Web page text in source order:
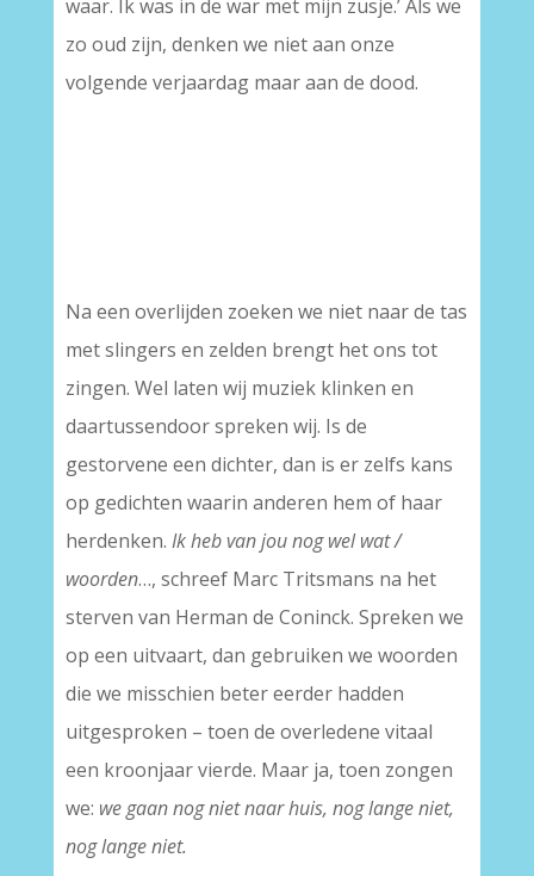
waar. Ik was in de war met mijn zusje.’ Als we
zo oud zijn, denken we niet aan onze
volgende verjaardag maar aan de dood.
Na een overlijden zoeken we niet naar de tas
met slingers en zelden brengt het ons tot
zingen. Wel laten wij muziek klinken en
daartussendoor spreken wij. Is de
gestorvene een dichter, dan is er zelfs kans
op gedichten waarin anderen hem of haar
herdenken. Ik heb van jou nog wel wat /
woorden…, schreef Marc Tritsmans na het
sterven van Herman de Coninck. Spreken we
op een uitvaart, dan gebruiken we woorden
die we misschien beter eerder hadden
uitgesproken – toen de overledene vitaal
een kroonjaar vierde. Maar ja, toen zongen
we: we gaan nog niet naar huis, nog lange niet,
nog lange niet.